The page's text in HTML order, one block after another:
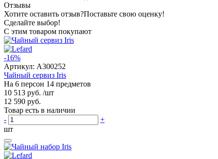
Отзывы
Хотите оставить отзыв?Поставьте свою оценку!
Сделайте выбор!
С этим товаром покупают
-16%
Артикул: A300252
Чайный сервиз Iris
На 6 персон 14 предметов
10 513 руб. /шт
12 590 руб.
Товар есть в наличии
-
+
шт